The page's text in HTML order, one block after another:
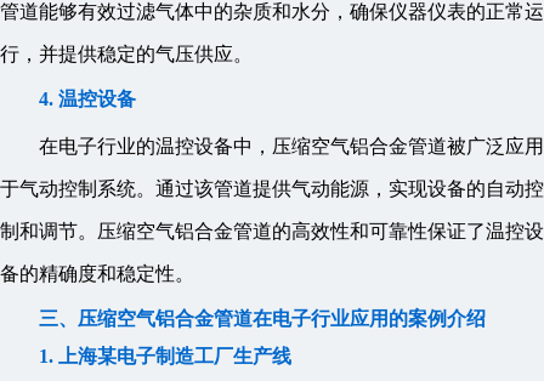
管道能够有效过滤气体中的杂质和水分，确保仪器仪表的正常运
行，并提供稳定的气压供应。
4. 温控设备
在电子行业的温控设备中，压缩空气铝合金管道被广泛应用
于气动控制系统。通过该管道提供气动能源，实现设备的自动控
制和调节。压缩空气铝合金管道的高效性和可靠性保证了温控设
备的精确度和稳定性。
三、压缩空气铝合金管道在电子行业应用的案例介绍
1. 上海某电子制造工厂生产线